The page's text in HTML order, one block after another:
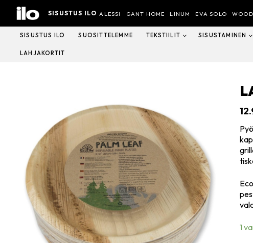
Hyppää
sisältöön
SISUSTUS ILO ALESSI GANT HOME LINUM EVA SOLO
SISUSTUS ILO SUOSITTELEMME TEKSTIILIT SISUSTAMINEN
LAHJAKORTIT
1